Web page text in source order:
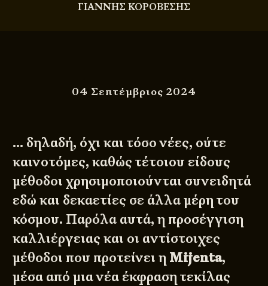
ΓΙΑΝΝΗΣ ΚΟΡΟΒΕΣΗΣ
04 Σεπτέμβριος 2024
… δηλαδή, όχι και τόσο νέες, ούτε
καινοτόμες, καθώς τέτοιου είδους
μέθοδοι χρησιμοποιούνται συνειδητά
εδώ και δεκαετίες σε άλλα μέρη του
κόσμου. Παρόλα αυτά, η προσέγγιση
καλλιέργειας και οι αντίστοιχες
μέθοδοι που προτείνει η Mijenta,
μέσα από μια νέα έκφραση τεκίλας